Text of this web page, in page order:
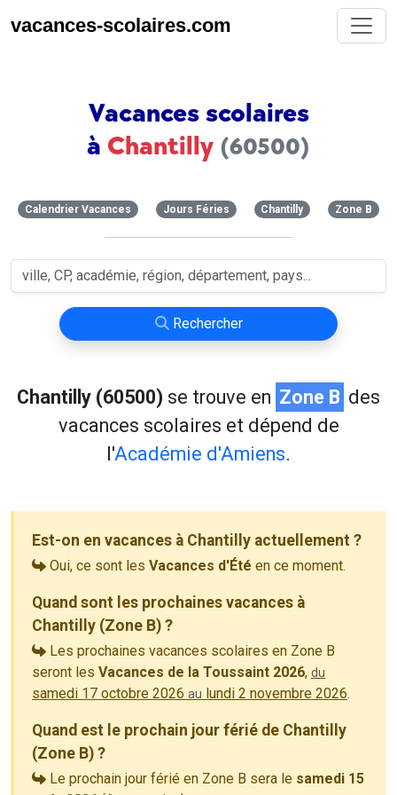
vacances-scolaires.com
Vacances scolaires
à Chantilly (60500)
Calendrier Vacances Jours Féries Chantilly Zone B
Rechercher
Chantilly (60500) se trouve en Zone B des
vacances scolaires et dépend de
l'Académie d'Amiens.
Est-on en vacances à Chantilly actuellement ?
Oui, ce sont les Vacances d'Été en ce moment.
Quand sont les prochaines vacances à
Chantilly (Zone B) ?
Les prochaines vacances scolaires en Zone B
seront les Vacances de la Toussaint 2026, du
samedi 17 octobre 2026 au lundi 2 novembre 2026.
Quand est le prochain jour férié de Chantilly
(Zone B) ?
Le prochain jour férié en Zone B sera le samedi 15